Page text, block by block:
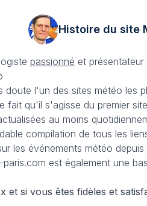
Histoire du site
passionné et
l'un des sites météo les
fait qu'il s'agisse du premier
au moins
compilation de tous les
les événements météo
est également une
si vous êtes fidèles et